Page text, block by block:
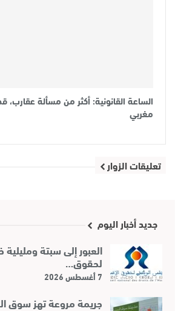
الساعة القانونية: أكثر من مسألة
مغربي
تعليقات الزوار
جديد أخبار اليوم
العبور إلى سبتة
لحقوق…
7 أغسطس 2026
جريمة مروعة تهز سوق